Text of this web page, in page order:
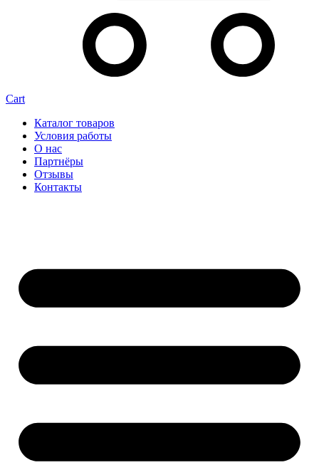
Cart
Каталог товаров
Условия работы
О нас
Партнёры
Отзывы
Контакты